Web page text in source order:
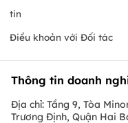
tin
Điều khoản với Đối tác
Thông tin doanh
Địa chỉ: Tầng 9, Tòa
Trương Định, Quận Hai